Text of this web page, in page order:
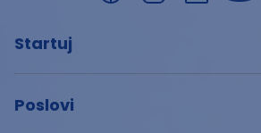
Startuj
Poslovi